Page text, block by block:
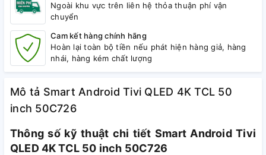
Ngoài khu vực trên liên hệ thỏa thuận phí vận
chuyển
Cam kết hàng chính hãng
Hoàn lại toàn bộ tiền nếu phát hiện hàng giả, hàng
nhái, hàng kém chất lượng
Mô tả Smart Android Tivi QLED 4K TCL 50
inch 50C726
Thông số kỹ thuật chi tiết Smart Android Tivi
QLED 4K TCL 50 inch 50C726